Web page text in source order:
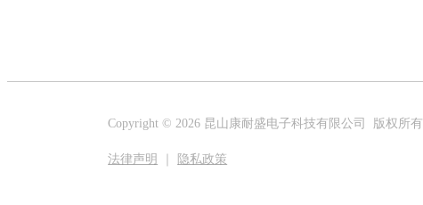
Copyright © 2026 昆山康耐盛电子科技有限公司 版权所
法律声明 隐私政策